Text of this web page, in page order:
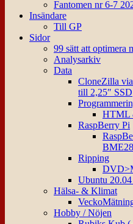
Fantomen nr 6-7
Insändare
Till GP
Sidor
99 sätt att optimera
Analysarkiv
Data
CloneZilla
till 2,25″ SSD
HTML
RaspBerry Pi
Ripping
Ubuntu
Hälsa- & Klimat
Hobby / Nöjen